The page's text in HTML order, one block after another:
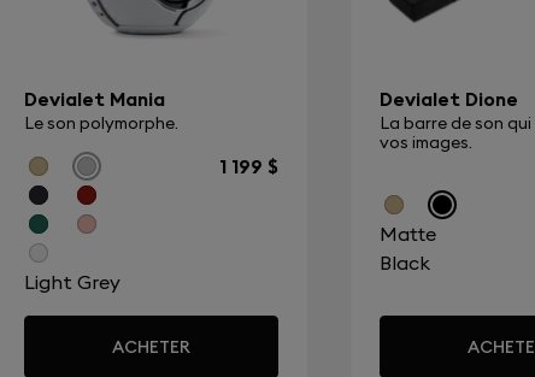
Devialet Gemini II est couvert par une garantie de deux ans.
Devialet Mania
Le son polymorphe.
Light Grey
1 199 $
ACHETER
Devialet Dione
La barre de son
vos images.
Matte
Black